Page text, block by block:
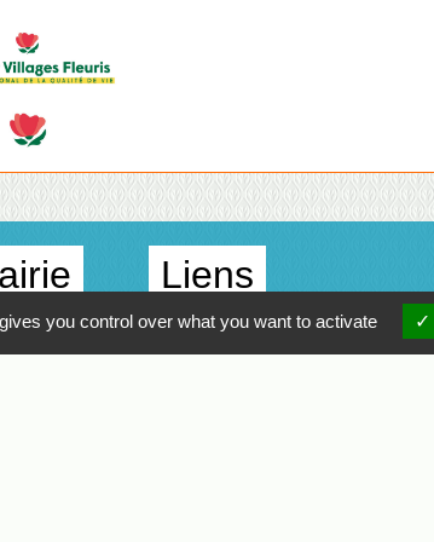
Liens
Agglo Clisson Sèvre et Maine
Département de Loire Atlantique
you control over what you want to activate